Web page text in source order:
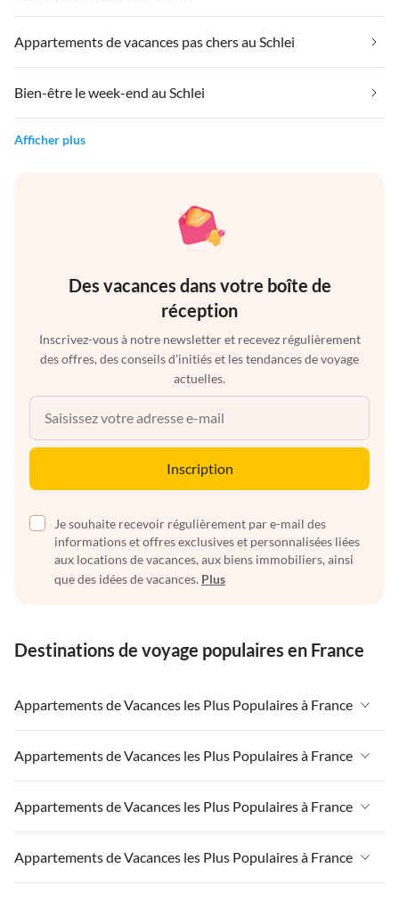
Appartements de vacances pas chers au Schlei
Bien-être le week-end au Schlei
Afficher plus
Des vacances dans votre boîte de
réception
Inscrivez-vous à notre newsletter et recevez régulièrement
des offres, des conseils d'initiés et les tendances de voyage
actuelles.
Inscription
Je souhaite recevoir régulièrement par e-mail des
informations et offres exclusives et personnalisées liées
aux locations de vacances, aux biens immobiliers, ainsi
que des idées de vacances. Plus
Destinations de voyage populaires en France
Appartements de Vacances les Plus Populaires à France
Appartements de Vacances à France
Appartements de Vacances à Paris-Ile de France
Appartements de Vacances à Paris
Appartements de Vacances à Côte atlantique
Appartements de Vacances les Plus Populaires à France
Appartements de Vacances à France
Appartements de Vacances à Paris-Ile de France
Appartements de Vacances à Paris
Appartements de Vacances les Plus Populaires à France
Appartements de Vacances à France
Appartements de Vacances à Paris-Ile de France
Appartements de Vacances les Plus Populaires à France